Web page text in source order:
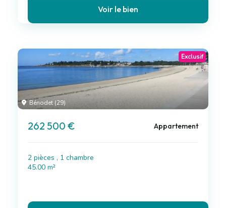
Voir le bien
Bénodet (29)
Exclusif
262 500 € Appartement
2 pièces , 1 chambre
45.00 m²